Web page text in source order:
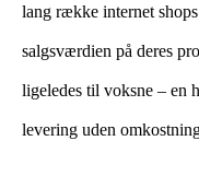
lang række internet
salgsværdien på deres
ligeledes til voksne – en
levering uden